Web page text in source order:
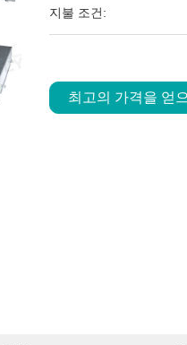
지불 조건:
최고의 가격을 얻